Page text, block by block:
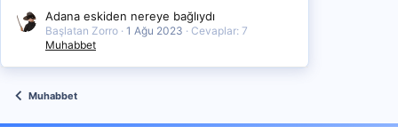
Adana eskiden nereye bağlıydı
Başlatan Zorro 1 Ağu 2023
Cevaplar: 7
Muhabbet
Muhabbet